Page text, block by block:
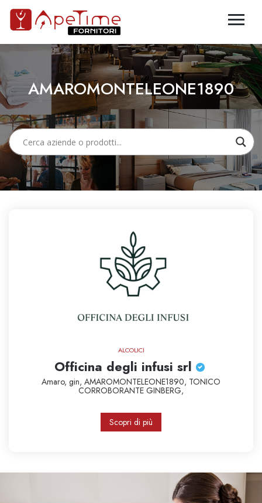
AMAROMONTELEONE1890
ALCOLICI
Officina degli infusi srl
Amaro, gin, AMAROMONTELEONE1890, TONICO
CORROBORANTE GINBERG,
Scopri di più